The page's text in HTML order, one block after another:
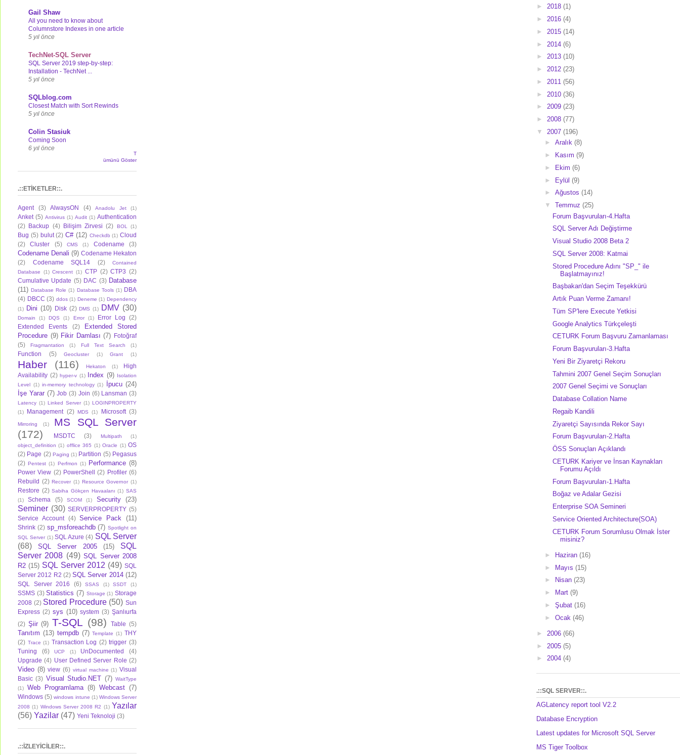
Gail Shaw
All you need to know about
Columnstore Indexes in one article
5 yıl önce
TechNet-SQL Server
SQL Server 2019 step-by-step:
Installation - TechNet ...
5 yıl önce
SQLblog.com
Closest Match with Sort Rewinds
5 yıl önce
Colin Stasiuk
Coming Soon
6 yıl önce
T
ümünü Göster
.::ETİKETLER::.
Agent (3) AlwaysON (4) Anadolu Jet (1)
Anket (5) Antivirus (1) Audit (1) Authentication
(2)
Backup (4) Bilişim Zirvesi (2) BOL (1)
Bug (5) bulut (2) C# (12) Checkdb (1) Cloud
(2)
Cluster (5) CMS (1) Codename (3)
Codename Denali (9) Codename Hekaton
(2)
Codename SQL14 (2)
Contained
Database
(1) Crescent (1) CTP (2) CTP3 (2)
Cumulative Update (5) DAC (3) Database
(11) Database Role (1) Database Tools (1) DBA
(4) DBCC (3) ddos (1) Deneme (1) Dependency
(1)
Dini (10) Disk (2) DMS (1) DMV (30)
Domain (1) DQS (1) Error (1) Error Log
(2)
Extended Events
(2)
Extended Stored
Procedure (9) Fikir Damlası (7)
Fotoğraf
(5)
Fragmantation (1) Full Text Search (1)
Function (5) Geocluster (1) Grant (1)
Haber (116) Hekaton (1)
High
Availability (2) hyper-v (1) Index (9)
Isolation
Level
(1) in-memory technology (1) İpucu (24)
İşe Yarar (7) Job (3) Join (6) Lansman (3)
Latency (1) Linked Server (1) LOGINPROPERTY
(1)
Management (2) MDS (1) Microsoft (3)
Mirroring (1)
MS SQL Server
(172)
MSDTC (3) Multipath
(1)
object_definition (1) offlice 365 (1) Oracle (1) OS
(2) Page (2) Paging (1) Partition (5) Pegasus
(2) Pentest (1) Perfmon (1) Performance (8)
Power View (2) PowerShell (2) Profiler (6)
Rebuild (2) Recover (1) Resource Governor (1)
Restore (2) Sabiha Gökçen Havaalanı (1) SAS
(1)
Schema (5) SCOM (1) Security (23)
Seminer (30) SERVERPROPERTY (5)
Service Account
(4) Service Pack (11)
Shrink (2) sp_msforeachdb (7) Spotlight on
SQL Server (1) SQL Azure (4) SQL Server
(68)
SQL Server 2005 (15)
SQL
Server 2008 (49) SQL Server 2008
R2 (15) SQL Server 2012 (49) SQL
Server 2012 R2 (2) SQL Server 2014 (12)
SQL Server 2016 (6) SSAS (1) SSDT (1)
SSMS (3) Statistics (7) Storage (1) Storage
2008 (2) Stored Procedure (50) Sun
Express (2) sys (10) system (3) Şanlıurfa
(2) Şiir (9) T-SQL (98) Table (5)
Tanıtım (13) tempdb (7) Template (1) THY
(2) Trace (1) Transaction Log (2) trigger (3)
Tuning
(6) UCP (1) UnDocumented
(4)
Upgrade (4) User Defined Server Role (2)
Video (8) view (6) virtual machine (1) Visual
Basic (3) Visual Studio.NET (7) WaitType
(1)
Web Programlama (8) Webcast (7)
Windows (5) windows intune (1) Windows Server
2008 (1) Windows Server 2008 R2 (1) Yazılar
(56) Yazilar (47) Yeni Teknoloji (3)
.::İZLEYİCİLER::.
► 2018 (1)
► 2016 (4)
► 2015 (14)
► 2014 (6)
► 2013 (10)
► 2012 (23)
► 2011 (56)
► 2010 (36)
► 2009 (23)
► 2008 (77)
▼ 2007 (196)
► Aralık (8)
►
Kasım (9)
►
Ekim (6)
► Eylül (9)
► Ağustos (14)
▼ Temmuz (25)
Forum Başvuruları-4.Hafta
SQL Server Adı Değiştirme
Visual Studio 2008 Beta 2
SQL Server 2008: Katmai
Stored Procedure Adını "SP_" ile
Başlatmayınız!
Başbakan'dan Seçim Teşekkürü
Artık Puan Verme Zamanı!
Tüm SP'lere Execute Yetkisi
Google Analytics Türkçeleşti
CETURK Forum Başvuru Zamanlaması
Forum Başvuruları-3.Hafta
Yeni Bir Ziyaretçi Rekoru
Tahmini 2007 Genel Seçim Sonuçları
2007 Genel Seçimi ve Sonuçları
Database Collation Name
Regaib Kandili
Ziyaretçi Sayısında Rekor Sayı
Forum Başvuruları-2.Hafta
ÖSS Sonuçları Açıklandı
CETURK Kariyer ve İnsan Kaynakları
Forumu Açıldı
Forum Başvuruları-1.Hafta
Boğaz ve Adalar Gezisi
Enterprise SOA Semineri
Service Oriented Architecture(SOA)
CETURK Forum Sorumlusu Olmak İster
misiniz?
► Haziran (16)
► Mayıs (15)
►
Nisan (23)
►
Mart (9)
► Şubat (16)
► Ocak (46)
► 2006 (66)
► 2005 (5)
► 2004 (4)
.::SQL SERVER::.
AGLatency report tool V2.2
Database Encryption
Latest updates for Microsoft SQL Server
MS Tiger Toolbox